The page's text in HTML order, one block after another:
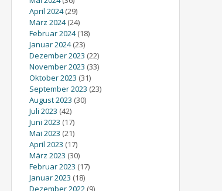
April 2024(29)
März 2024(24)
Februar 2024(18)
Januar 2024(23)
Dezember 2023 (22)
November 2023 (33)
Oktober 2023 (31)
September 2023 (23)
August 2023 (30)
Juli 2023 (42)
Juni 2023 (17)
Mai 2023 (21)
April 2023 (17)
März 2023 (30)
Februar 2023 (17)
Januar 2023 (18)
Dezember 2022 (9)